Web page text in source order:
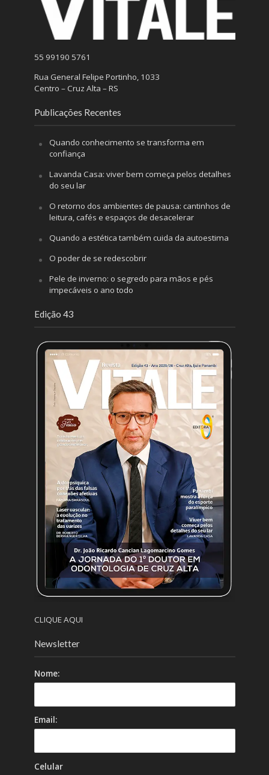
55 99190 5761
Rua General Felipe Portinho, 1033
Centro – Cruz Alta – RS
Publicações Recentes
Quando conhecimento se transforma em
confiança
Lavanda Casa: viver bem começa pelos detalhes
do seu lar
O retorno dos ambientes de pausa: cantinhos de
leitura, cafés e espaços de desacelerar
Quando a estética também cuida da autoestima
O poder de se redescobrir
Pele de inverno: o segredo para mãos e pés
impecáveis o ano todo
Edição 43
CLIQUE AQUI
Newsletter
Nome:
Email:
Celular